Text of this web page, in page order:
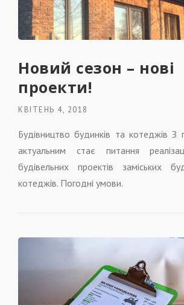
Новий сезон – нові
проекти!
КВІТЕНЬ 4, 2018
Будівництво будинків та котеджів З
актуальним стає питання
будівельних проектів заміських
котеджів. Погодні умови.